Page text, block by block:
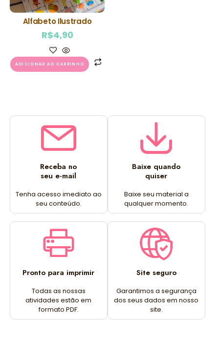
Alfabeto Ilustrado
R$4,90
ADICIONAR AO CARRINHO
Receba no
seu e-mail
Tenha acesso imediato ao
seu conteúdo.
Baixe quando
quiser
Baixe seu material a
qualquer momento.
Pronto para imprimir
Todas as nossas
atividades estão em
formato PDF.
Site seguro
Garantimos a segurança
dos seus dados em nosso
site.